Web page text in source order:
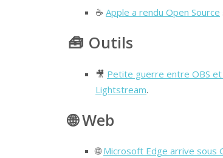
☕ Apple a rendu Open Source
🧰 Outils
🎥 Petite guerre entre OBS
Lightstream.
🌐 Web
🌐Microsoft Edge arrive sous